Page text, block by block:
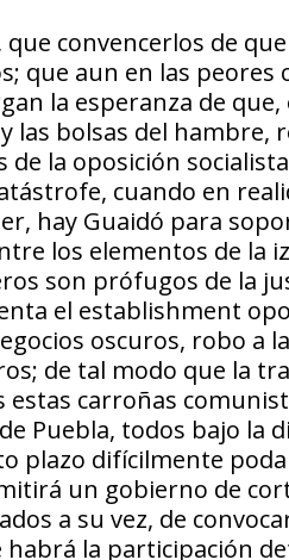
convencerlos de
que aun en las
la esperanza de
las bolsas del hambre,
la oposición
cuando en
hay Guaidó para
los elementos de la
son prófugos de la
el establishment
oscuros, robo a
de tal modo que la
estas carroñas
de Puebla, todos bajo
plazo difícilmente
un gobierno de
a su vez, de
habrá la participación